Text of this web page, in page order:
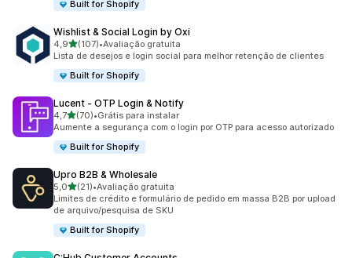
Built for Shopify
Wishlist & Social Login by Oxi
4,9de 5 estrelas
(107)
107 avaliações ao todo
•Avaliação gratuita
Lista de desejos e login social para melhor retenção de clientes
Built for Shopify
Lucent ‑ OTP Login & Notify
4,7de 5 estrelas
(70)
70 avaliações ao todo
•Grátis para instalar
Aumente a segurança com o login por OTP para acesso autorizado
Built for Shopify
Upro B2B & Wholesale
5,0de 5 estrelas
(21)
21 avaliações ao todo
•Avaliação gratuita
Limites de crédito e formulário de pedido em massa B2B por upload
de arquivo/pesquisa de SKU
Built for Shopify